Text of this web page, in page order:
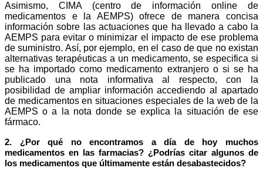
Asimismo, CIMA (centro de información online de
medicamentos e la AEMPS) ofrece de manera concisa
información sobre las actuaciones que ha llevado a cabo la
AEMPS para evitar o minimizar el impacto de ese problema
de suministro. Así, por ejemplo, en el caso de que no existan
alternativas terapéuticas a un medicamento, se especifica si
se ha importado como medicamento extranjero o si se ha
publicado una nota informativa al respecto, con la
posibilidad de ampliar información accediendo al apartado
de medicamentos en situaciones especiales de la web de la
AEMPS o a la nota donde se explica la situación de ese
fármaco.
2. ¿Por qué no encontramos a día de hoy muchos
medicamentos en las farmacias? ¿Podrías citar algunos de
los medicamentos que últimamente están desabastecidos?